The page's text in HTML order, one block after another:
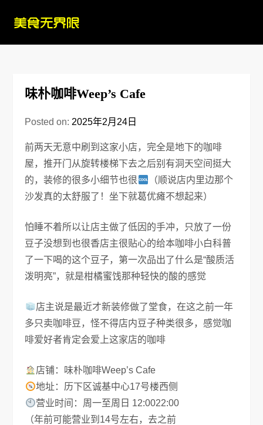
味朴咖啡Weep’s Cafe
Posted on: 2025年2月24日
前两天无意中刷到这家小店，完全是地下的咖啡
屋，推开门从旋转楼梯下去之后别有洞天空间挺大
的，装修的很多小细节也很
（顺说店内里边那个
沙发真的太舒服了！坐下就葛优瘫不想起来）
怕睡不着所以让店主做了低因的手冲，只放了一份
豆子没想到也很香店主很贴心的给本咖啡小白科普
了一下喝的这个豆子，第一次品出了什么是“酸质活
泼明亮”，就是柑橘蜜饯那种轻快的酸的感觉
店主说是最近才新装修做了堂食，在这之前一年
多只卖咖啡豆，怪不得店内豆子种类很多，感觉咖
啡爱好者肯定会爱上这家店的咖啡
店铺：味朴咖啡Weep’s Cafe
地址：历下区诚基中心17号楼西侧
营业时间：周一至周日 12:0022:00
（年前可能营业到14号左右，去之前